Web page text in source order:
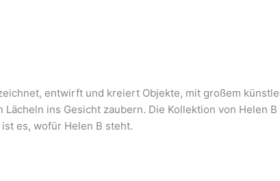
entwirft und kreiert Objekte, mit großem
ins Gesicht zaubern. Die Kollektion von Helen
es, wofür Helen B steht.